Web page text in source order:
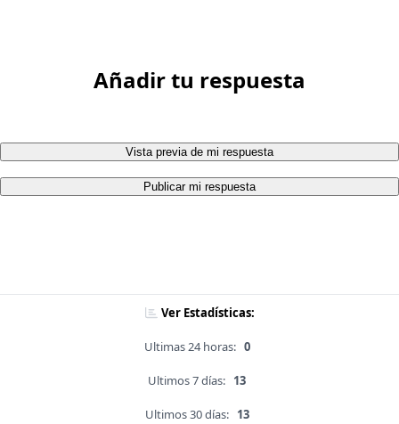
Añadir tu respuesta
Vista previa de mi respuesta
Publicar mi respuesta
Ver Estadísticas:
Ultimas 24 horas: 0
Ultimos 7 días: 13
Ultimos 30 días: 13